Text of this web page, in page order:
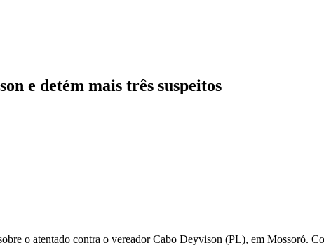
e detém mais três suspeitos
o atentado contra o vereador Cabo Deyvison (PL), em Mossoró.